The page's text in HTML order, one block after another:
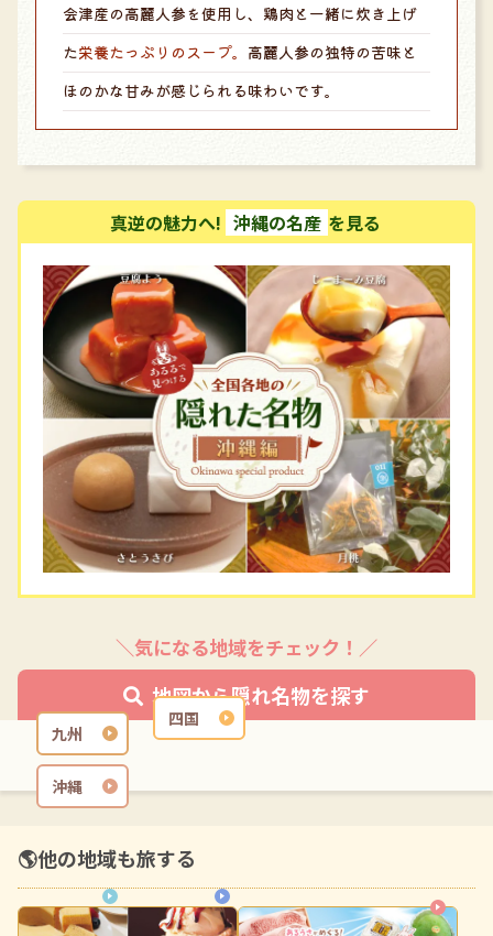
会津産の高麗人参を使用し、鶏肉と一緒に炊き上げ
た栄養たっぷりのスープ。 高麗人参の独特の苦味と
ほのかな甘みが感じられる味わいです。
真逆の魅力へ! 沖縄の名産 を見る
＼気になる地域をチェック！／
地図から隠れ名物を探す
北海道
中部
関西
四国
九州
沖縄
🌎他の地域も旅する